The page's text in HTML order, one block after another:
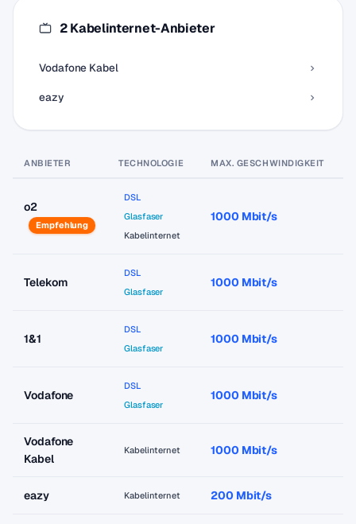
2 Kabelinternet-Anbieter
Vodafone Kabel
eazy
ANBIETER TECHNOLOGIE MAX. GESCHWINDIGKEIT
o2
Empfehlung
DSL
Glasfaser
Kabelinternet
1000 Mbit/s
Telekom
DSL
Glasfaser
1000 Mbit/s
1&1
DSL
Glasfaser
1000 Mbit/s
Vodafone
DSL
Glasfaser
1000 Mbit/s
Vodafone
Kabel
Kabelinternet 1000 Mbit/s
eazy Kabelinternet 200 Mbit/s